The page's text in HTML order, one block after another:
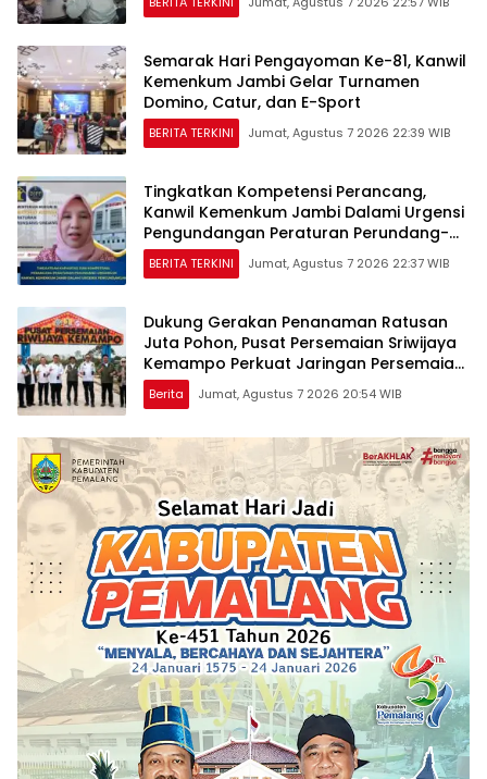
Semarak Hari Pengayoman Ke-81, Kanwil
Kemenkum Jambi Gelar Turnamen
Domino, Catur, dan E-Sport
BERITA TERKINI Jumat, Agustus 7 2026 22:39 WIB
Tingkatkan Kompetensi Perancang,
Kanwil Kemenkum Jambi Dalami Urgensi
Pengundangan Peraturan Perundang-
undangan
BERITA TERKINI Jumat, Agustus 7 2026 22:37 WIB
Dukung Gerakan Penanaman Ratusan
Juta Pohon, Pusat Persemaian Sriwijaya
Kemampo Perkuat Jaringan Persemaian
Nasional*
Berita Jumat, Agustus 7 2026 20:54 WIB